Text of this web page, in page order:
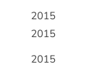
2015
2015
2015